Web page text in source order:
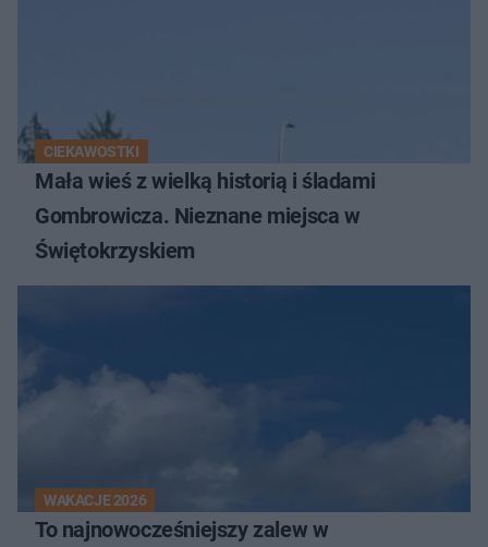
CIEKAWOSTKI
Mała wieś z wielką historią i śladami
Gombrowicza. Nieznane miejsca w
Świętokrzyskiem
WAKACJE 2026
To najnowocześniejszy zalew w